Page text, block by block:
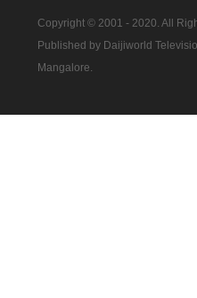
Copyright © 2001 - 2020. All
Published by Daijiworld
Mangalore.